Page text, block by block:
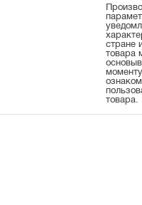
стране
товара
товара.